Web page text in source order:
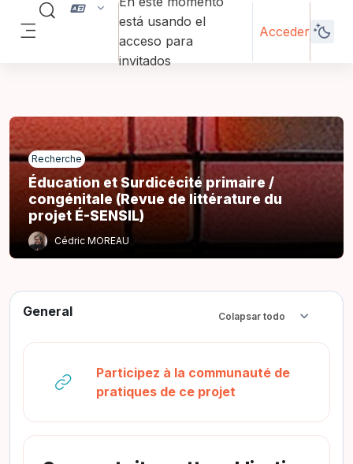
Salta al contenido principal
Panel lateral
Selector de búsqueda de entrada
está usando el
acceso para
invitados
Acceder
Recherche
Éducation et Surdicécité primaire /
congénitale (Revue de littérature du
projet É-SENSIL)
Cédric MOREAU
General
Colapsar
Colapsar todo
Participez à la communauté de
pratiques de ce projet